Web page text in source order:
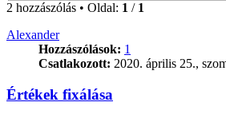
2 hozzászólás • Oldal: 1 / 1
Alexander
Hozzászólások: 1
Csatlakozott: 2020. április 25.,
Értékek fixálása